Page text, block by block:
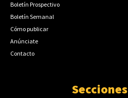
Boletín Prospectivo
Boletín Semanal
Cómo publicar
Anúnciate
Contacto
Secciones